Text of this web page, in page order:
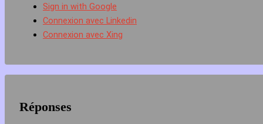
Sign in with Google
Connexion avec Linkedin
Connexion avec Xing
Réponses